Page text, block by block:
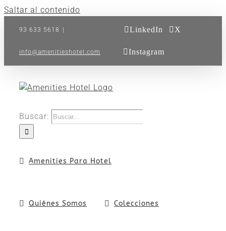
Saltar al contenido
93 633 5618
info@amenitieshotel.com
LinkedIn X
Instagram
Buscar:
Amenities Para Hotel
Quiénes Somos Colecciones